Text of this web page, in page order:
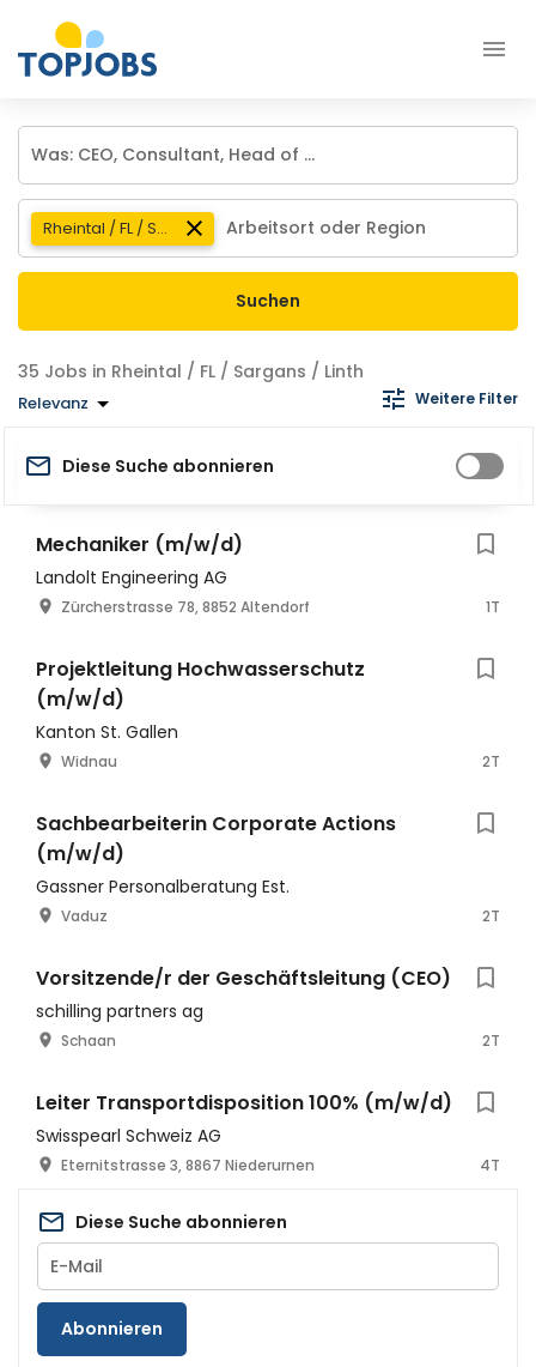
Rheintal / FL / Sargans / Linth
Suchen
Jobs in Rheintal / FL / Sargans / Linth
Relevanz Weitere Filter
Diese Suche abonnieren
Mechaniker (m/w/d)
Landolt Engineering AG
Zürcherstrasse 78, 8852 Altendorf 1T
Projektleitung Hochwasserschutz
(m/w/d)
Kanton St. Gallen
Widnau 2T
Sachbearbeiterin Corporate Actions
(m/w/d)
Gassner Personalberatung Est.
Vaduz 2T
Vorsitzende/r der Geschäftsleitung (CEO)
schilling partners ag
Schaan 2T
Leiter Transportdisposition 100% (m/w/d)
Swisspearl Schweiz AG
Eternitstrasse 3, 8867 Niederurnen 4T
Diese Suche abonnieren
Abonnieren